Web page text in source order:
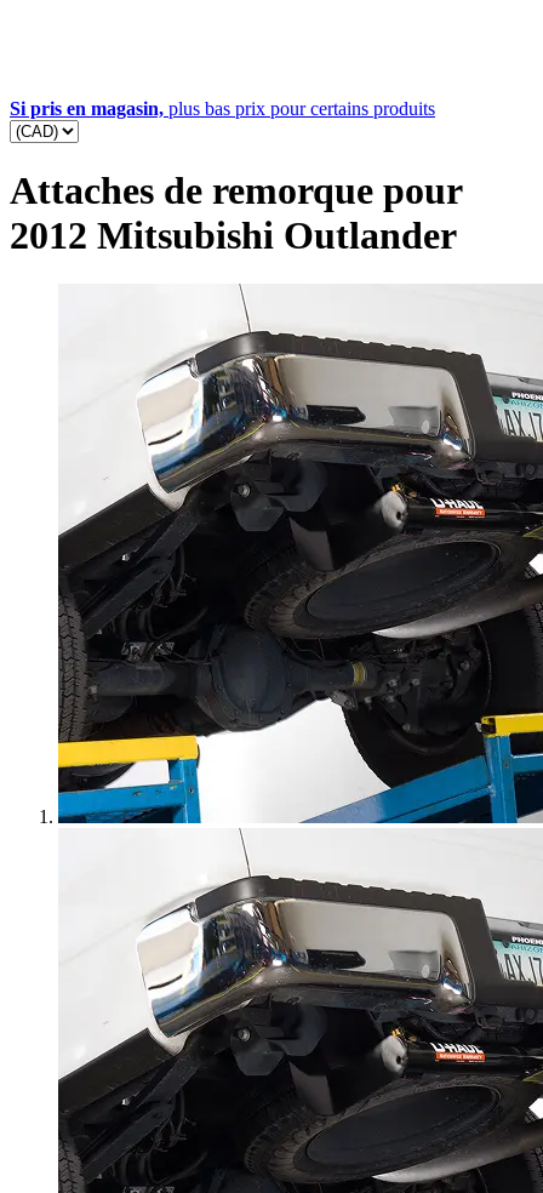
Si pris en magasin, plus bas prix pour certains produits
Attaches de remorque pour
2012 Mitsubishi Outlander